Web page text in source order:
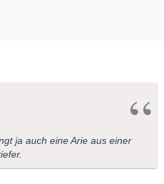
ja auch eine Arie aus einer